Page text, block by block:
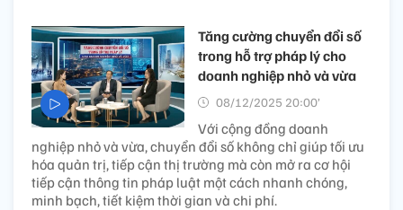
Tăng cường chuyển đổi số
trong hỗ trợ pháp lý cho
doanh nghiệp nhỏ và vừa
08/12/2025 20:00’
Với cộng đồng doanh
nghiệp nhỏ và vừa, chuyển đổi số không chỉ giúp tối ưu
hóa quản trị, tiếp cận thị trường mà còn mở ra cơ hội
tiếp cận thông tin pháp luật một cách nhanh chóng,
minh bạch, tiết kiệm thời gian và chi phí.